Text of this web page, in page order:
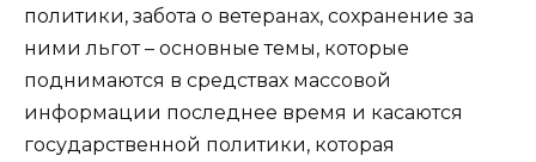
политики, забота о ветеранах, сохранение за
ними льгот – основные темы, которые
поднимаются в средствах массовой
информации последнее время и касаются
государственной политики, которая